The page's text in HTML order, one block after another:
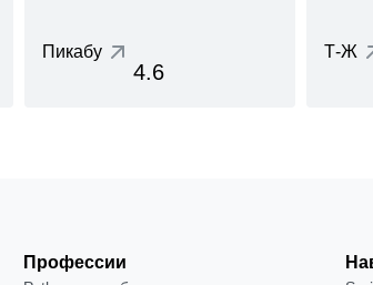
Пикабу
4.6
Т-Ж
Профессии